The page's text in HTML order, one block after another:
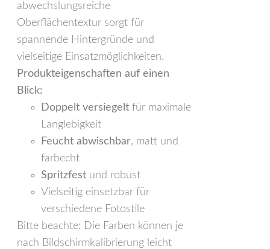
abwechslungsreiche
Oberflächentextur sorgt für
spannende Hintergründe und
vielseitige Einsatzmöglichkeiten.
Produkteigenschaften auf einen
Blick:
Doppelt versiegelt für maximale
Langlebigkeit
Feucht abwischbar, matt und
farbecht
Spritzfest und robust
Vielseitig einsetzbar für
verschiedene Fotostile
Bitte beachte: Die Farben können je
nach Bildschirmkalibrierung leicht